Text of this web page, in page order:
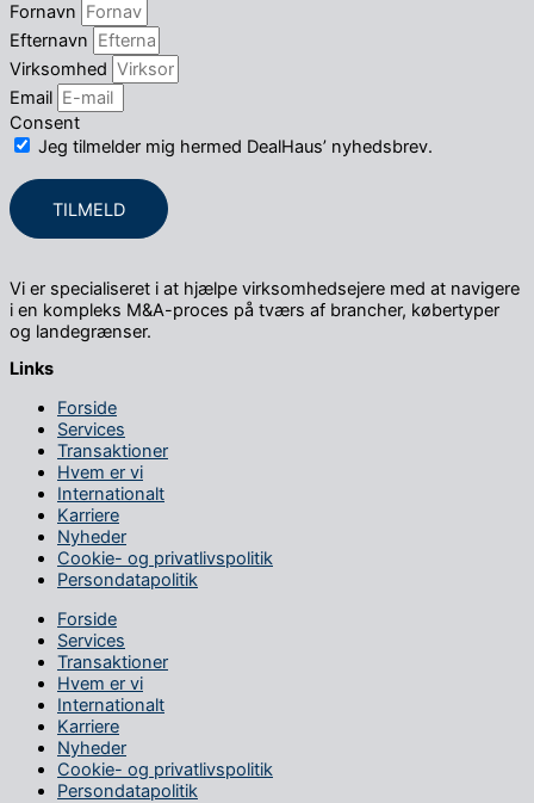
Fornavn
Efternavn
Virksomhed
Email
Consent
Jeg tilmelder mig hermed DealHaus’ nyhedsbrev.
TILMELD
Vi er specialiseret i at hjælpe virksomheds­ejere med at navigere
i en kompleks M&A-proces på tværs af brancher, købertyper
og landegrænser.
Links
Forside
Services
Transaktioner
Hvem er vi
Internationalt
Karriere
Nyheder
Cookie- og privatlivspolitik
Persondatapolitik
Forside
Services
Transaktioner
Hvem er vi
Internationalt
Karriere
Nyheder
Cookie- og privatlivspolitik
Persondatapolitik